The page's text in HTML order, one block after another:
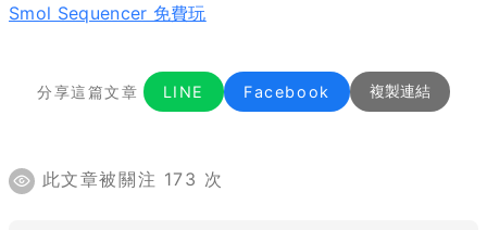
Smol Sequencer 免費玩
分享這篇文章 LINE Facebook 複製連結
此文章被關注 173 次